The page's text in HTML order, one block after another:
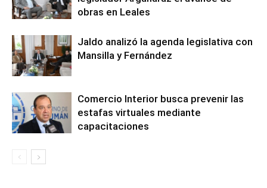
obras en Leales
Jaldo analizó la agenda legislativa con
Mansilla y Fernández
Comercio Interior busca prevenir las
estafas virtuales mediante
capacitaciones